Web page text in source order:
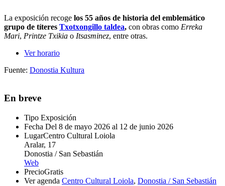
La exposición recoge los 55 años de historia del emblemático
grupo de títeres Txotxongillo taldea, con obras como Erreka
Mari, Printze Txikia o Itsasminez, entre otras.
Ver horario
Fuente: Donostia Kultura
En breve
Tipo Exposición
Fecha Del 8 de mayo 2026 al 12 de junio 2026
LugarCentro Cultural Loiola
Aralar, 17
Donostia / San Sebastián
Web
PrecioGratis
Ver agenda Centro Cultural Loiola, Donostia / San Sebastián